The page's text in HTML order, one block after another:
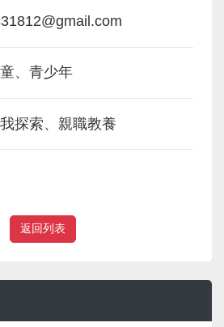
、青少年
探索、親職教養
返回列表